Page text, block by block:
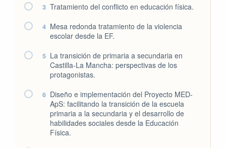
3 Tratamiento del conflicto en educación física.
4 Mesa redonda tratamiento de la violencia
escolar desde la EF.
5 La transición de primaria a secundaria en
Castilla-La Mancha: perspectivas de los
protagonistas.
6 Diseño e implementación del Proyecto MED-
ApS: facilitando la transición de la escuela
primaria a la secundaria y el desarrollo de
habilidades sociales desde la Educación
Física.